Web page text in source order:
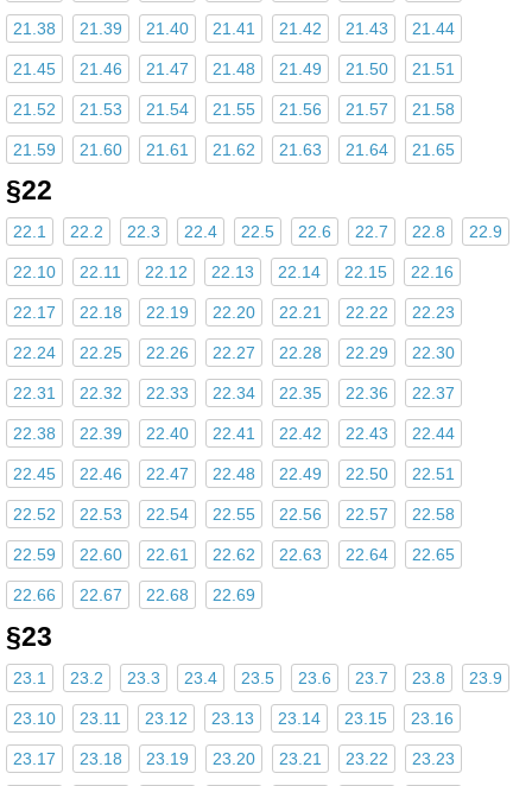
21.38 21.39 21.40 21.41 21.42 21.43 21.44
21.45 21.46 21.47 21.48 21.49 21.50 21.51
21.52 21.53 21.54 21.55 21.56 21.57 21.58
21.59 21.60 21.61 21.62 21.63 21.64 21.65
§22
22.1 22.2 22.3 22.4 22.5 22.6 22.7 22.8 22.9
22.10 22.11 22.12 22.13 22.14 22.15 22.16
22.17 22.18 22.19 22.20 22.21 22.22 22.23
22.24 22.25 22.26 22.27 22.28 22.29 22.30
22.31 22.32 22.33 22.34 22.35 22.36 22.37
22.38 22.39 22.40 22.41 22.42 22.43 22.44
22.45 22.46 22.47 22.48 22.49 22.50 22.51
22.52 22.53 22.54 22.55 22.56 22.57 22.58
22.59 22.60 22.61 22.62 22.63 22.64 22.65
22.66 22.67 22.68 22.69
§23
23.1 23.2 23.3 23.4 23.5 23.6 23.7 23.8 23.9
23.10 23.11 23.12 23.13 23.14 23.15 23.16
23.17 23.18 23.19 23.20 23.21 23.22 23.23